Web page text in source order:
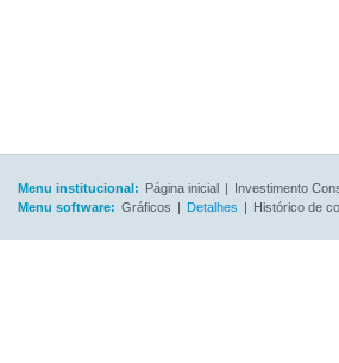
Menu institucional: Página inicial | Investimento
Menu software: Gráficos | Detalhes | Histórico de